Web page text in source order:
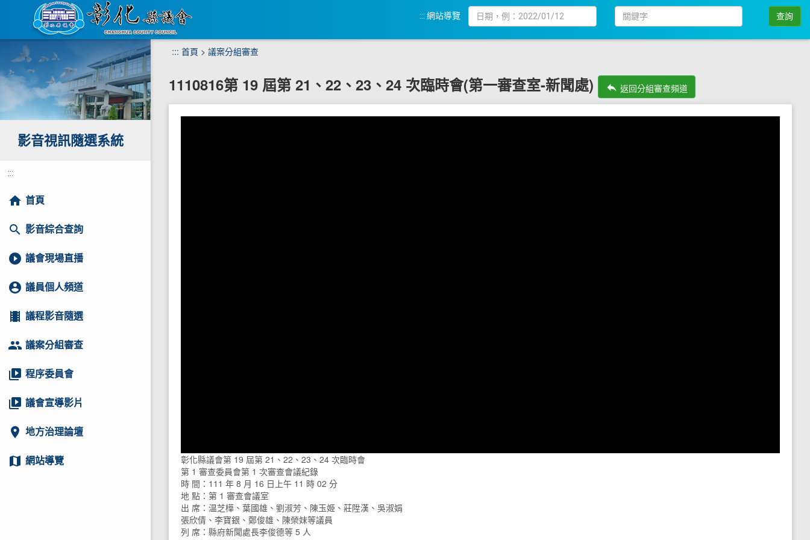
主
要
容
區
::: 網站導覽
期
鍵
查詢
影音視訊隨選系統
:::
home 首頁
search 影音綜合查詢
play_circle_filled 議會現場直播
account_circle 議員個人頻道
local_movies 議程影音隨選
group 議案分組審查
video_library 程序委員會
video_library 議會宣導影片
location_on 地方治理論壇
map 網站導覽
::: 首頁 > 議案分組審查
1110816第 19 屆第 21、22、23、24 次臨時會(第一審查室-新聞處) reply 返回分組審查頻道
彰化縣議會第 19 屆第 21、22、23、24 次臨時會
第 1 審查委員會第 1 次審查會議紀錄
時 間：111 年 8 月 16 日上午 11 時 02 分
地 點：第 1 審查會議室
出 席：温芝樺、葉國雄、劉淑芳、陳玉姫、莊陞漢、吳淑娟
張欣倩、李寶銀、鄭俊雄、陳榮妹等議員
列 席：縣府新聞處長李俊德等 5 人